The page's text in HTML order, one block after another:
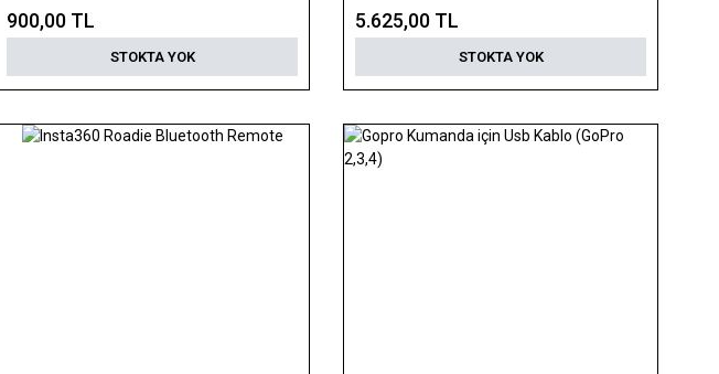
900,00 TL
STOKTA YOK
5.625,00 TL
STOKTA YOK